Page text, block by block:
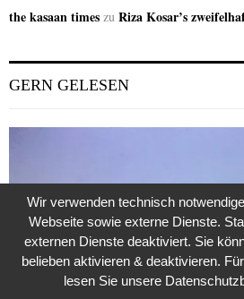
the kasaan times zu Riza Kosar’s
GERN GELESEN
Wir verwenden technisch
Webseite sowie externe Dienste.
externen Dienste deaktiviert. Sie
belieben aktivieren & deaktivieren.
lesen Sie unsere